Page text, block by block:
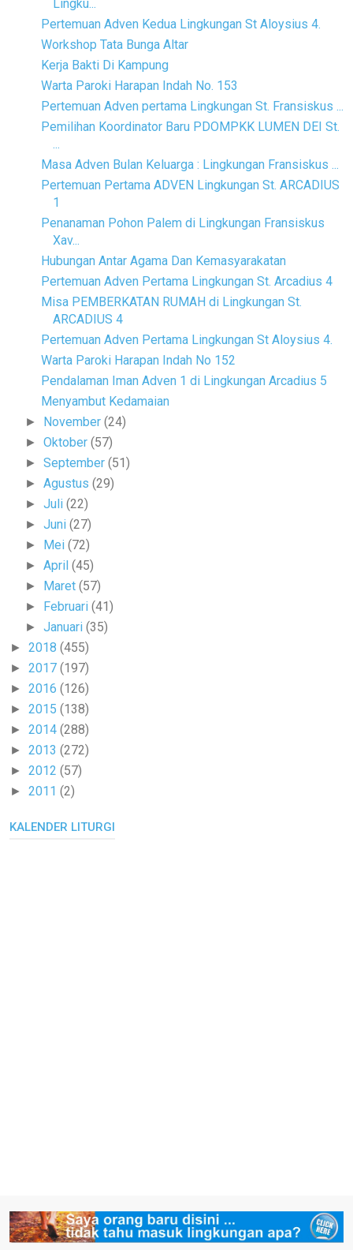
Lingku...
Pertemuan Adven Kedua Lingkungan St Aloysius 4.
Workshop Tata Bunga Altar
Kerja Bakti Di Kampung
Warta Paroki Harapan Indah No. 153
Pertemuan Adven pertama Lingkungan St. Fransiskus ...
Pemilihan Koordinator Baru PDOMPKK LUMEN DEI St.
...
Masa Adven Bulan Keluarga : Lingkungan Fransiskus ...
Pertemuan Pertama ADVEN Lingkungan St. ARCADIUS
1
Penanaman Pohon Palem di Lingkungan Fransiskus
Xav...
Hubungan Antar Agama Dan Kemasyarakatan
Pertemuan Adven Pertama Lingkungan St. Arcadius 4
Misa PEMBERKATAN RUMAH di Lingkungan St.
ARCADIUS 4
Pertemuan Adven Pertama Lingkungan St Aloysius 4.
Warta Paroki Harapan Indah No 152
Pendalaman Iman Adven 1 di Lingkungan Arcadius 5
Menyambut Kedamaian
► November(24)
►Oktober(57)
►September(51)
►Agustus(29)
►Juli(22)
►Juni(27)
► Mei(72)
►April(45)
► Maret(57)
► Februari(41)
►Januari(35)
► 2018 (455)
► 2017 (197)
► 2016 (126)
► 2015 (138)
► 2014 (288)
► 2013 (272)
► 2012 (57)
► 2011 (2)
KALENDER LITURGI